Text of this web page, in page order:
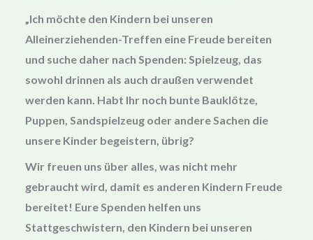
„Ich möchte den Kindern bei unseren
Alleinerziehenden-Treffen eine Freude bereiten
und suche daher nach Spenden: Spielzeug, das
sowohl drinnen als auch draußen verwendet
werden kann. Habt Ihr noch bunte Bauklötze,
Puppen, Sandspielzeug oder andere Sachen die
unsere Kinder begeistern, übrig?
Wir freuen uns über alles, was nicht mehr
gebraucht wird, damit es anderen Kindern Freude
bereitet! Eure Spenden helfen uns
Stattgeschwistern, den Kindern bei unseren